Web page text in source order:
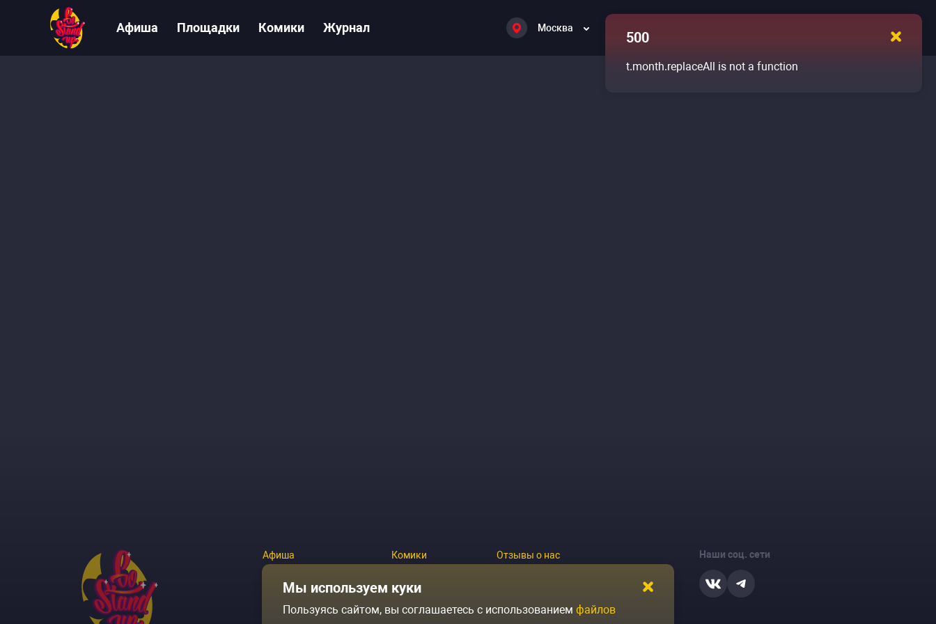
Афиша Площадки Комики Журнал Москва
Афиша
Площадки
Архив событий
Комики
Журнал
Контакты
Отзывы о нас
Политика конфиденциальности
Условия продажи
Наши соц. сети
500
t.month.replaceAll is not a function
Мы используем куки
Пользуясь сайтом, вы соглашаетесь с использованием файлов